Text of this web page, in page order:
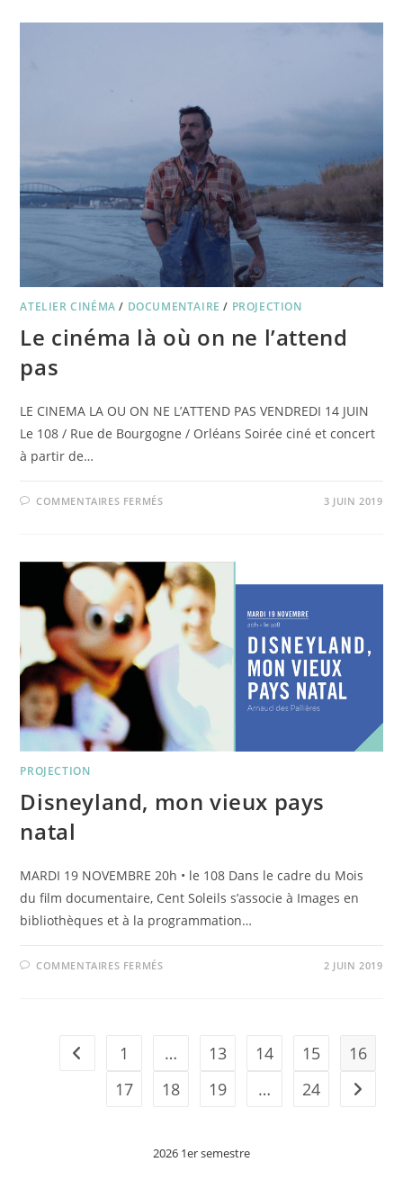
LA
ATELIER CINÉMA / DOCUMENTAIRE / PROJECTION
Le cinéma là où on ne l’attend
pas
LE CINEMA LA OU ON NE L’ATTEND PAS VENDREDI 14 JUIN
Le 108 / Rue de Bourgogne / Orléans Soirée ciné et concert
à partir de…
COMMENTAIRES FERMÉSSUR
ON
NE
L’ATTEND
PAS
3 JUIN 2019
PROJECTION
Disneyland, mon vieux pays
natal
MARDI 19 NOVEMBRE 20h • le 108 Dans le cadre du Mois
du film documentaire, Cent Soleils s’associe à Images en
bibliothèques et à la programmation…
COMMENTAIRES FERMÉSSUR 2 JUIN 2019
Go to the previous page
1 … 13 14 15
16
17
18 19 … 24 Aller à
2026 1er semestre